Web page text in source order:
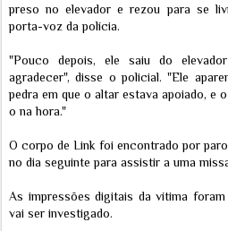
preso no elevador e rezou para se
porta-voz da polícia.
"Pouco depois, ele saiu do
agradecer", disse o policial. "Ele
pedra em que o altar estava apoiado, e
o na hora."
O corpo de Link foi encontrado por
no dia seguinte para assistir a uma
As impressões digitais da vítima
vai ser investigado.